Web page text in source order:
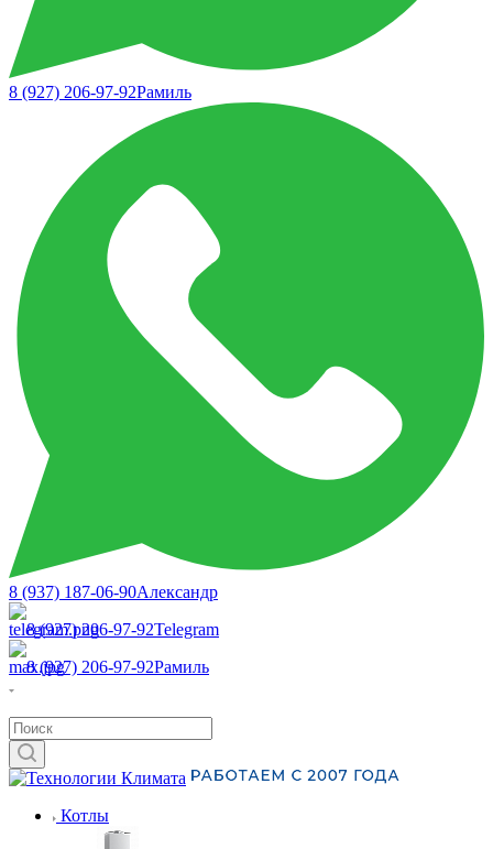
8 (927) 206-97-92Рамиль
8 (937) 187-06-90Александр
8 (927) 206-97-92Telegram
8 (927) 206-97-92Рамиль
Котлы